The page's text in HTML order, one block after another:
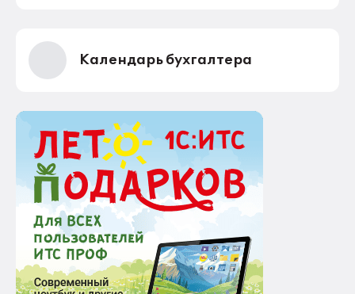
Календарь бухгалтера